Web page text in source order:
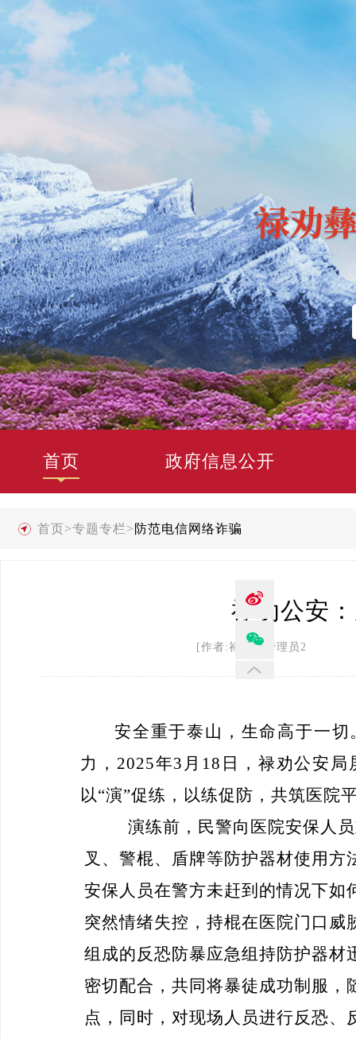
首页 政府信息公开
首页>专题专栏> 防范电信网络诈骗
禄劝公安
[作者:禄劝县管理员2
安全重于泰山，生命高于一
力， 2025年3月18日，禄劝公安
以“演”促练，以练促防，共筑医院
演练前，民警向医院安保人
叉、警棍、盾牌等防护器材使用
安保人员在警方未赶到的情况下
突然情绪失控，持棍在医院门口
组成的反恐防暴应急组持防护器
密切配合，共同将暴徒成功制服
点，同时，对现场人员进行反恐